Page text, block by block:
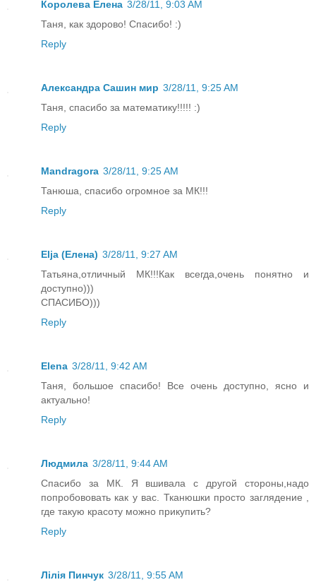
Королева Елена 3/28/11, 9:03 AM
Таня, как здорово! Спасибо! :)
Reply
Александра Сашин мир 3/28/11, 9:25 AM
Таня, спасибо за математику!!!!! :)
Reply
Mandragora 3/28/11, 9:25 AM
Танюша, спасибо огромное за МК!!!
Reply
Elja (Елена) 3/28/11, 9:27 AM
Татьяна,отличный МК!!!Как всегда,очень понятно и
доступно)))
СПАСИБО)))
Reply
Elena 3/28/11, 9:42 AM
Таня, большое спасибо! Все очень доступно, ясно и
актуально!
Reply
Людмила 3/28/11, 9:44 AM
Спасибо за МК. Я вшивала с другой стороны,надо
попробововать как у вас. Тканюшки просто заглядение ,
где такую красоту можно прикупить?
Reply
Лілія Пинчук 3/28/11, 9:55 AM